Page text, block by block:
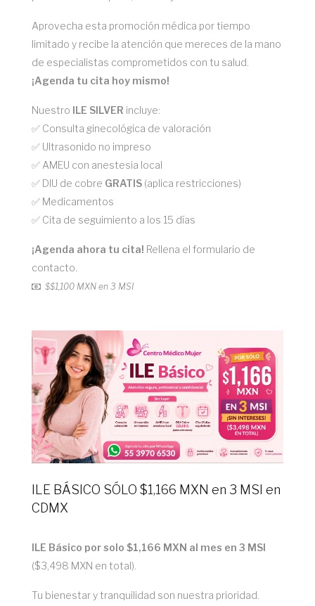
Aprovecha esta promoción médica por tiempo
limitado y recibe la atención que mereces de la mano
de especialistas comprometidos con tu salud.
¡Agenda tu cita hoy mismo!
Nuestro ILE SILVER incluye:
✅ Consulta ginecológica de valoración
✅ Ultrasonido no impreso
✅ AMEU con anestesia local
✅ DIU de cobre GRATIS (aplica restricciones)
✅ Medicamentos
✅ Cita de seguimiento a los 15 días
¡Agenda ahora tu cita! Rellena el formulario de
contacto.
$$1,100 MXN en 3 MSI
ILE BÁSICO SÓLO $1,166 MXN en 3 MSI en
CDMX
ILE Básico por solo $1,166 MXN al mes en 3 MSI
($3,498 MXN en total).
Tu bienestar y tranquilidad son nuestra prioridad.